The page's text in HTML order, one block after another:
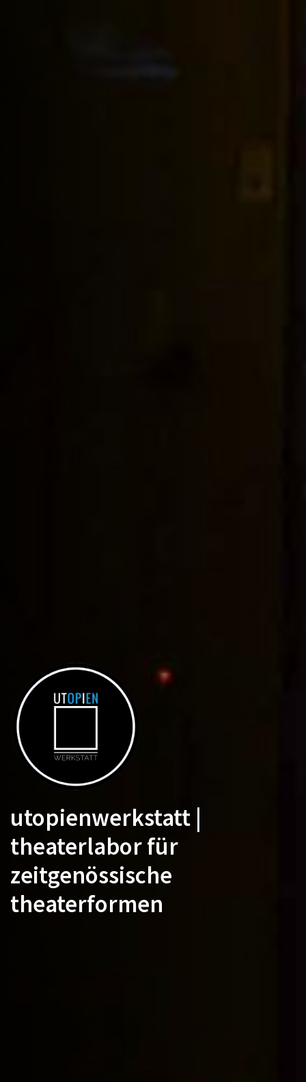
utopienwerkstatt |
theaterlabor für
zeitgenössische
theaterformen